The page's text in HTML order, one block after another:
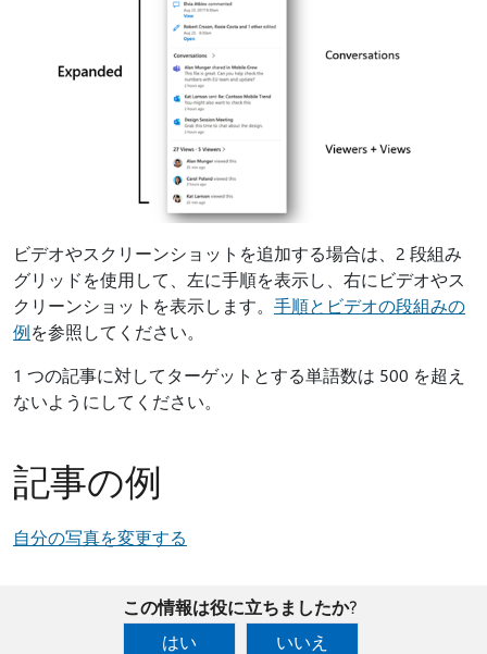
ビデオやスクリーンショットを追加する場合は、2 段組み
グリッドを使用して、左に手順を表示し、右にビデオやス
クリーンショットを表示します。 手順とビデオの段組みの
例を参照してください。
1 つの記事に対してターゲットとする単語数は 500 を超え
ないようにしてください。
記事の例
自分の写真を変更する
この情報は役に立ちましたか?
はい
いいえ